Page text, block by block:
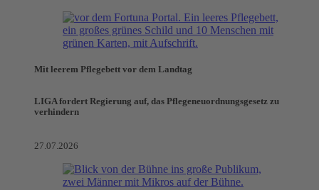
Mit leerem Pflegebett vor dem Landtag
LIGA fordert Regierung auf, das Pflegeneuordnungsgesetz zu
verhindern
27.07.2026